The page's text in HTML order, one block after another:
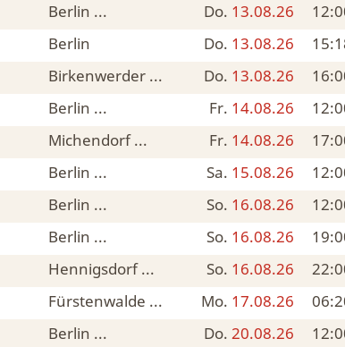
Berlin ... Do. 13.08.26
Berlin Do. 13.08.26
Birkenwerder ... Do. 13.08.26
Berlin ... Fr. 14.08.26
Michendorf ... Fr. 14.08.26
Berlin ... Sa. 15.08.26
Berlin ... So. 16.08.26
Berlin ... So. 16.08.26
Hennigsdorf ... So. 16.08.26
Fürstenwalde ... Mo. 17.08.26
Berlin ... Do. 20.08.26